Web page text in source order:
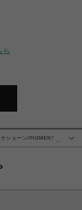
ら
…
シェーン/PIGMENT